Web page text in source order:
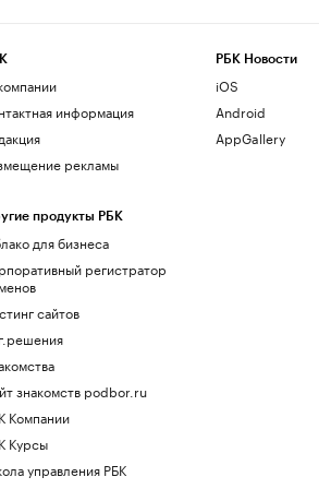
информация
рекламы
продукты РБК
для бизнеса
регистратор
сайтов
знакомств podbor.ru
Компании
Курсы
управления РБК
РБК Новости
iOS
Android
AppGallery